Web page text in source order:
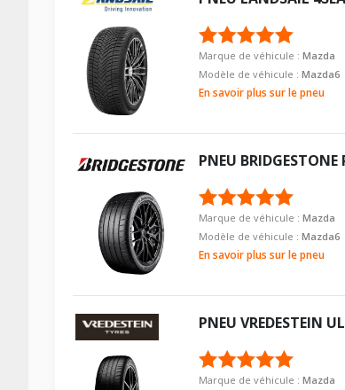
Taille de la tête de boulon
Force de rotation du boulon
Pour la visserie, afin de garantir une parfaite
Taille de la tête de boulon
Force de rotation du boulon
Pour la visserie, afin de garantir une parfaite
Marque de véhicule : Mazda
Modèle de véhicule : Mazda6
En savoir plus sur le pneu
PNEU BRIDGESTONE
Marque de véhicule : Mazda
Modèle de véhicule : Mazda6
En savoir plus sur le pneu
PNEU VREDESTEIN
Marque de véhicule : Mazda